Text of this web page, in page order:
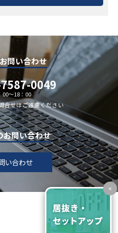
×
問い合わせ
0049
00～18：00
合せはご遠慮ください
お問い合わせ
い合わせ